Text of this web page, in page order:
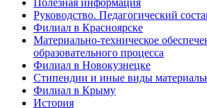
Руководство. Педагогический
Филиал в Красноярске
Материально-техническое
образовательного процесса
Филиал в Новокузнецке
Стипендии и иные виды
Филиал в Крыму
История